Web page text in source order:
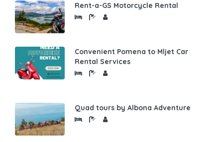
Rent-a-GS Motorcycle Rental
Convenient Pomena to Mljet Car
Rental Services
Quad tours by Albona Adventure